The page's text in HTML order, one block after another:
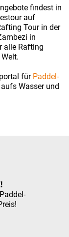
findest in
auf
Tour in der
in
alle Rafting
für Paddel-
Wasser und